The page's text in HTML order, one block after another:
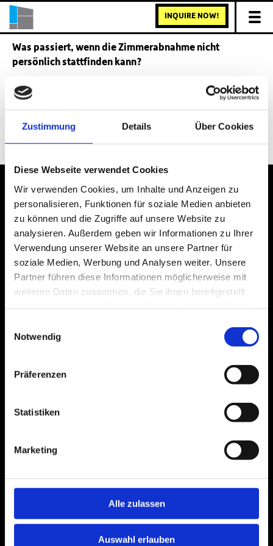
Zustimmung Details Über Cookies
Diese Webseite verwendet Cookies
Wir verwenden Cookies, um Inhalte und Anzeigen zu
personalisieren, Funktionen für soziale Medien anbieten
zu können und die Zugriffe auf unsere Website zu
analysieren. Außerdem geben wir Informationen zu Ihrer
Verwendung unserer Website an unsere Partner für
soziale Medien, Werbung und Analysen weiter. Unsere
Partner führen diese Informationen möglicherweise mit
weiteren Daten zusammen, die Sie ihnen bereitgestellt
Notwendig
Präferenzen
Statistiken
Marketing
Alle zulassen
Auswahl erlauben
INQUIRE NOW!
Was passiert, wenn die Zimmerabnahme nicht
persönlich stattfinden kann?
Back to Magazine Site
phone:+49 30 939 504 – 0
email:info@studentendorf.berlin
IMPRINT PRIVACY POLICY